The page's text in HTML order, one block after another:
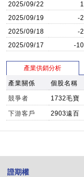
2025/09/22
1
2025/09/19
-2
2025/09/18
-2
2025/09/17
-10
產業供銷分析
產業關係 個股名稱
競爭者 1732毛寶
下游客戶 2903遠百
證期權